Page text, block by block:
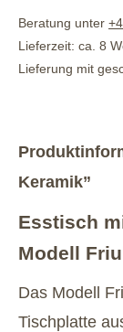
Beratung unter
Lieferzeit: ca. 8
Lieferung mit
Keramik”
Esstisch
Modell
Das Modell
Tischplatte